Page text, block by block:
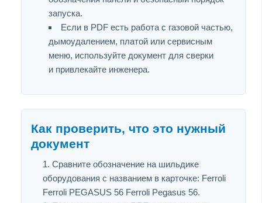
запуска.
Если в PDF есть работа с газовой частью,
дымоудалением, платой или сервисным
меню, используйте документ для сверки
и привлекайте инженера.
Как проверить, что это нужный
документ
Сравните обозначение на шильдике
оборудования с названием в карточке: Ferroli
Ferroli PEGASUS 56 Ferroli Pegasus 56.